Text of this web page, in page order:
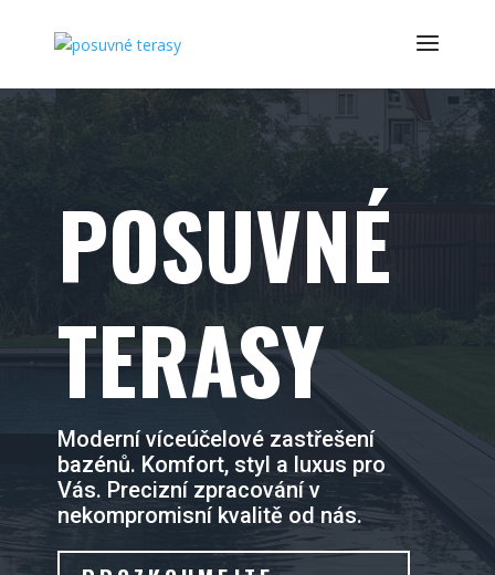
POSUVNÉ
TERASY
Moderní víceúčelové zastřešení
bazénů. Komfort, styl a luxus pro
Vás. Precizní zpracování v
nekompromisní kvalitě od nás.